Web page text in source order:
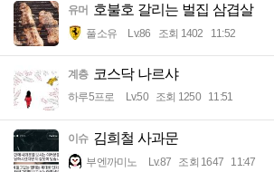
유머 호불호 갈리는 벌집 삼겹살
풀소유 Lv.86 조회 1402 11:52
계층 코스닥 나르샤
하루5프로 Lv.50 조회 1250 11:51
이슈 김희철 사과문
부엔까미노 Lv.87 조회 1647 11:47